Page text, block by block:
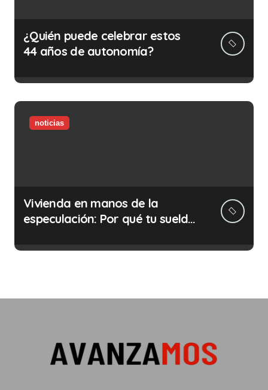
¿Quién puede celebrar estos
44 años de autonomía?
noticias
Vivienda en manos de la
especulación: Por qué tu sueldo